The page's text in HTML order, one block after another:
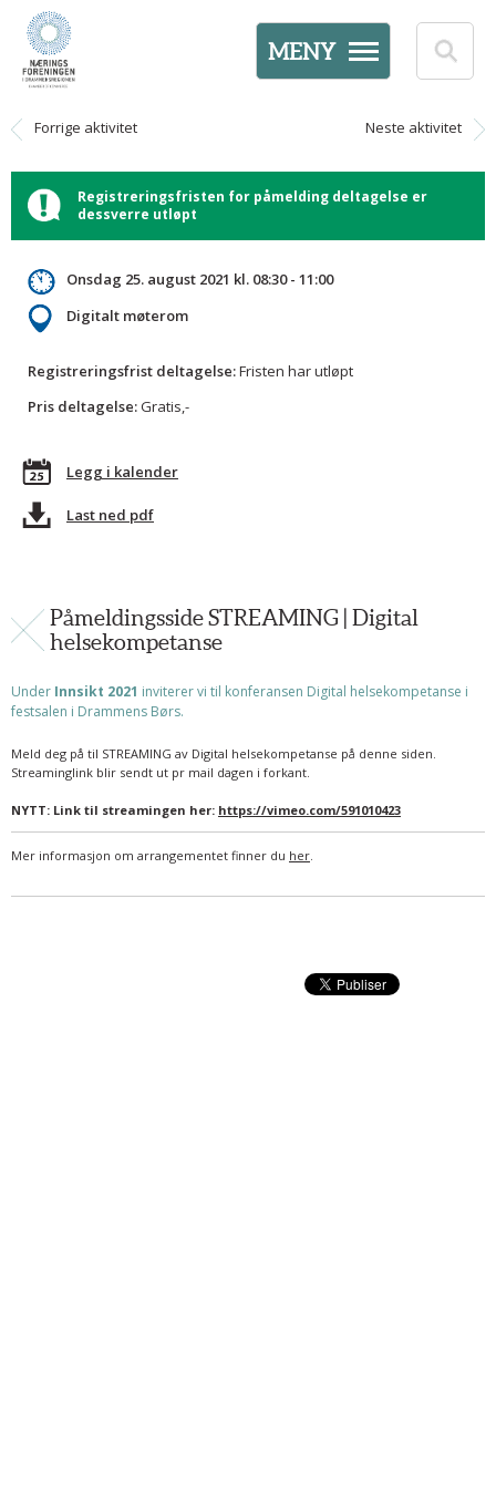
MENY
Forrige aktivitet Neste aktivitet
Registreringsfristen for påmelding deltagelse er
dessverre utløpt
Onsdag 25. august 2021 kl. 08:30 - 11:00
Digitalt møterom
Registreringsfrist deltagelse:Fristen har utløpt
Pris deltagelse:Gratis,-
Legg i kalender
Last ned pdf
Påmeldingsside STREAMING | Digital
helsekompetanse
Under Innsikt 2021 inviterer vi til konferansen Digital helsekompetanse i
festsalen i Drammens Børs.
Meld deg på til STREAMING av Digital helsekompetanse på denne siden.
Streaminglink blir sendt ut pr mail dagen i forkant.
NYTT: Link til streamingen her: https://vimeo.com/591010423
Mer informasjon om arrangementet finner du her.